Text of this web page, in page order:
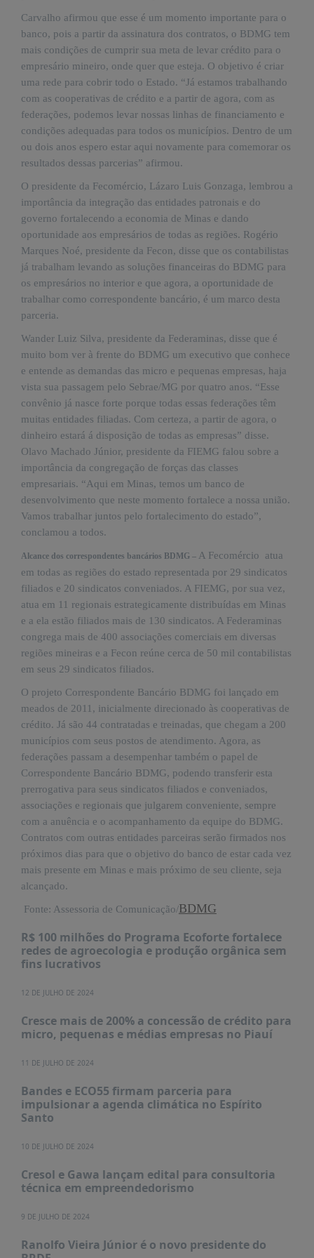
FRENTE
PARLAMENTAR
SOBRE
FRENTE
MATERIAIS
INFORMAÇÕES
CURSOS
E
EVENTOS
INSCRIÇÕES
MATERIAIS
DISPONÍVEIS
PUBLICAÇÕES
REVISTA
RUMOS
LIVROS
ESTUDOS
NOTÍCIAS
PRÊMIO
ABDE-
BID
PRÊMIO
ABDE
DE
SABER
+
CONTATO
Carvalho afirmou que esse é um momento importante para o
banco, pois a partir da assinatura dos contratos, o BDMG tem
mais condições de cumprir sua meta de levar crédito para o
empresário mineiro, onde quer que esteja. O objetivo é criar
uma rede para cobrir todo o Estado. “Já estamos trabalhando
com as cooperativas de crédito e a partir de agora, com as
federações, podemos levar nossas linhas de financiamento e
condições adequadas para todos os municípios. Dentro de um
ou dois anos espero estar aqui novamente para comemorar os
resultados dessas parcerias” afirmou.
O presidente da Fecomércio, Lázaro Luis Gonzaga, lembrou a
importância da integração das entidades patronais e do
governo fortalecendo a economia de Minas e dando
oportunidade aos empresários de todas as regiões. Rogério
Marques Noé, presidente da Fecon, disse que os contabilistas
já trabalham levando as soluções financeiras do BDMG para
os empresários no interior e que agora, a oportunidade de
trabalhar como correspondente bancário, é um marco desta
parceria.
Wander Luiz Silva, presidente da Federaminas, disse que é
muito bom ver à frente do BDMG um executivo que conhece
e entende as demandas das micro e pequenas empresas, haja
vista sua passagem pelo Sebrae/MG por quatro anos. “Esse
convênio já nasce forte porque todas essas federações têm
muitas entidades filiadas. Com certeza, a partir de agora, o
dinheiro estará á disposição de todas as empresas” disse.
Olavo Machado Júnior, presidente da FIEMG falou sobre a
importância da congregação de forças das classes
empresariais. “Aqui em Minas, temos um banco de
desenvolvimento que neste momento fortalece a nossa união.
Vamos trabalhar juntos pelo fortalecimento do estado”,
conclamou a todos.
Alcance dos correspondentes bancários BDMG – A Fecomércio atua
em todas as regiões do estado representada por 29 sindicatos
filiados e 20 sindicatos conveniados. A FIEMG, por sua vez,
atua em 11 regionais estrategicamente distribuídas em Minas
e a ela estão filiados mais de 130 sindicatos. A Federaminas
congrega mais de 400 associações comerciais em diversas
regiões mineiras e a Fecon reúne cerca de 50 mil contabilistas
em seus 29 sindicatos filiados.
O projeto Correspondente Bancário BDMG foi lançado em
meados de 2011, inicialmente direcionado às cooperativas de
crédito. Já são 44 contratadas e treinadas, que chegam a 200
municípios com seus postos de atendimento. Agora, as
federações passam a desempenhar também o papel de
Correspondente Bancário BDMG, podendo transferir esta
prerrogativa para seus sindicatos filiados e conveniados,
associações e regionais que julgarem conveniente, sempre
com a anuência e o acompanhamento da equipe do BDMG.
Contratos com outras entidades parceiras serão firmados nos
próximos dias para que o objetivo do banco de estar cada vez
mais presente em Minas e mais próximo de seu cliente, seja
alcançado.
Fonte: Assessoria de Comunicação/BDMG
R$ 100 milhões do Programa Ecoforte fortalece
redes de agroecologia e produção orgânica sem
fins lucrativos
12 DE JULHO DE 2024
Cresce mais de 200% a concessão de crédito para
micro, pequenas e médias empresas no Piauí
11 DE JULHO DE 2024
Bandes e ECO55 firmam parceria para
impulsionar a agenda climática no Espírito
Santo
10 DE JULHO DE 2024
Cresol e Gawa lançam edital para consultoria
técnica em empreendedorismo
9 DE JULHO DE 2024
Ranolfo Vieira Júnior é o novo presidente do